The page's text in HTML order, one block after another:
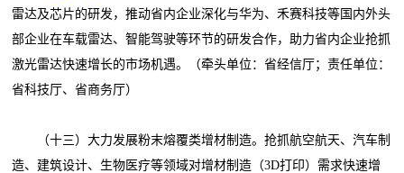
雷达及芯片的研发，推动省内企业深化与华为、禾赛科技等国内外头
部企业在车载雷达、智能驾驶等环节的研发合作，助力省内企业抢抓
激光雷达快速增长的市场机遇。（牵头单位：省经信厅；责任单位：
省科技厅、省商务厅）
（十三）大力发展粉末熔覆类增材制造。抢抓航空航天、汽车制
造、建筑设计、生物医疗等领域对增材制造（3D打印）需求快速增